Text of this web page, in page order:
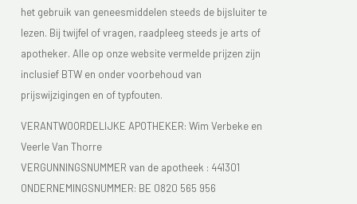
het gebruik van geneesmiddelen steeds de bijsluiter te
lezen. Bij twijfel of vragen, raadpleeg steeds je arts of
apotheker. Alle op onze website vermelde prijzen zijn
inclusief BTW en onder voorbehoud van
prijswijzigingen en of typfouten.
VERANTWOORDELIJKE APOTHEKER: Wim Verbeke en
Veerle Van Thorre
VERGUNNINGSNUMMER van de apotheek : 441301
ONDERNEMINGSNUMMER: BE 0820 565 956